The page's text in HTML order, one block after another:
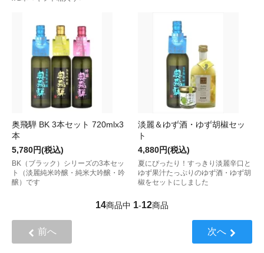
奥飛騨 BK 3本セット 720mlx3
本
5,780円(税込)
BK（ブラック）シリーズの3本セッ
ト（淡麗純米吟醸・純米大吟醸・吟
醸）です
淡麗＆ゆず酒・ゆず胡椒セッ
ト
4,880円(税込)
夏にぴったり！すっきり淡麗辛口と
ゆず果汁たっぷりのゆず酒・ゆず胡
椒をセットにしました
14商品中 1-12商品
前へ 次へ